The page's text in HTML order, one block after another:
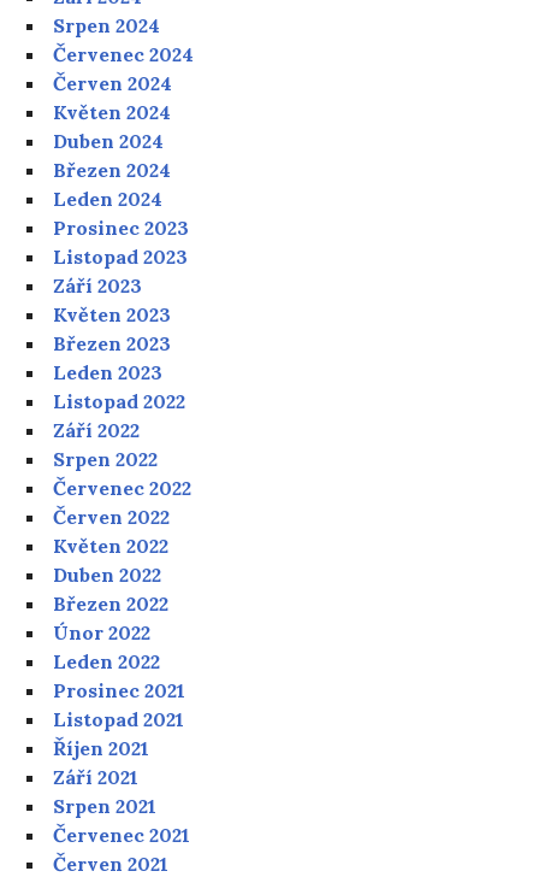
Srpen 2024
Červenec 2024
Červen 2024
Květen 2024
Duben 2024
Březen 2024
Leden 2024
Prosinec 2023
Listopad 2023
Září 2023
Květen 2023
Březen 2023
Leden 2023
Listopad 2022
Září 2022
Srpen 2022
Červenec 2022
Červen 2022
Květen 2022
Duben 2022
Březen 2022
Únor 2022
Leden 2022
Prosinec 2021
Listopad 2021
Říjen 2021
Září 2021
Srpen 2021
Červenec 2021
Červen 2021